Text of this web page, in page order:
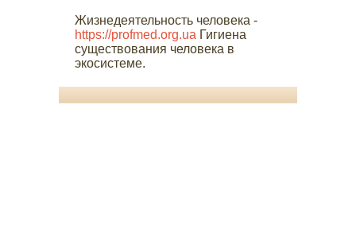
Жизнедеятельность человека -
https://profmed.org.ua Гигиена
существования человека в
экосистеме.